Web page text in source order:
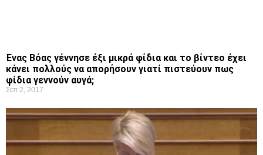
Ένας Βόας γέννησε έξι μικρά φίδια και το βίντεο έχει
κάνει πολλούς να απορήσουν γιατί πιστεύουν πως
φίδια γεννούν αυγά;
Σεπ 2, 2017